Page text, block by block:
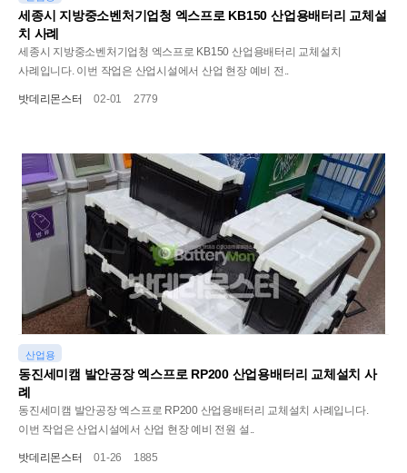
세종시 지방중소벤처기업청 엑스프로 KB150 산업용배터리 교체설
치 사례
세종시 지방중소벤처기업청 엑스프로 KB150 산업용배터리 교체설치
사례입니다. 이번 작업은 산업시설에서 산업 현장 예비 전..
밧데리몬스터 02-01 2779
산업용
동진세미캠 발안공장 엑스프로 RP200 산업용배터리 교체설치 사
례
동진세미캠 발안공장 엑스프로 RP200 산업용배터리 교체설치 사례입니다.
이번 작업은 산업시설에서 산업 현장 예비 전원 설..
밧데리몬스터 01-26 1885